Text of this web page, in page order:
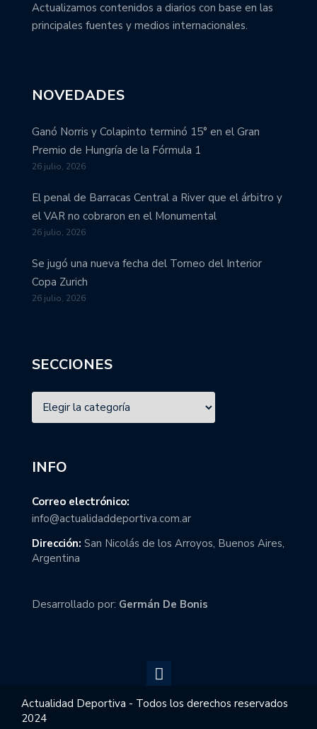
Actualizamos contenidos a diarios con base en las
principales fuentes y medios internacionales.
NOVEDADES
Ganó Norris y Colapinto terminó 15° en el Gran
Premio de Hungría de la Fórmula 1
26 julio, 2026
El penal de Barracas Central a River que el árbitro y
el VAR no cobraron en el Monumental
26 julio, 2026
Se jugó una nueva fecha del Torneo del Interior
Copa Zurich
26 julio, 2026
SECCIONES
INFO
Correo electrónico:
info@actualidaddeportiva.com.ar
Dirección: San Nicolás de los Arroyos, Buenos Aires,
Argentina
Desarrollado por: Germán De Bonis
Actualidad Deportiva - Todos los derechos reservados
2024